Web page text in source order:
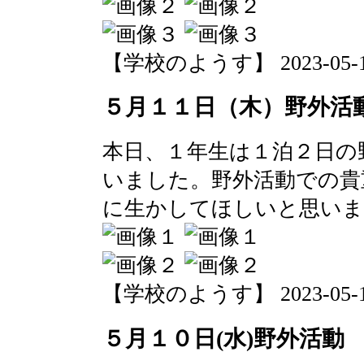
【学校のようす】 2023-
５月１１日（木）野外活
本日、１年生は１泊２日
いました。野外活動での
に生かしてほしいと思い
【学校のようす】 2023-05-
５月１０日(水)野外活動